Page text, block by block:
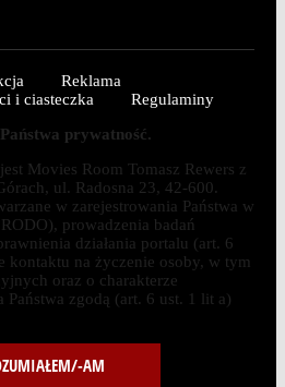
Reklama
i ciasteczka
Regulaminy
prywatność.
Movies Room Tomasz Rewers z
ul. Radosna 23, 42-600.
w zarejestrowania Państwa w
prowadzenia badań
działania portalu (art. 6
kontaktu na życzenie osoby, w tym
oraz o charakterze
Państwa zgodą (art. 6 ust. 1 lit a)
AM